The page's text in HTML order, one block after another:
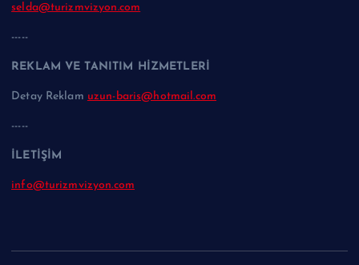
selda@turizmvizyon.com
-----
REKLAM VE TANITIM HİZMETLERİ
Detay Reklam uzun-baris@hotmail.com
-----
İLETİŞİM
info@turizmvizyon.com